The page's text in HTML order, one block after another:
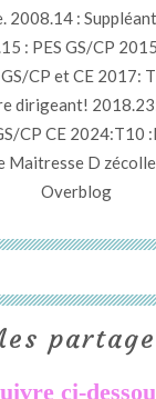
2008.14 :
: PES GS/CP
CP et CE 2017:
dirigeant!
CP CE 2024:T10
Maitresse D
Overblog
ci-